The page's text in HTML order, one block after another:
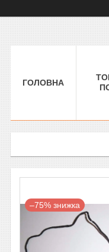
ГОЛОВНА
–75%